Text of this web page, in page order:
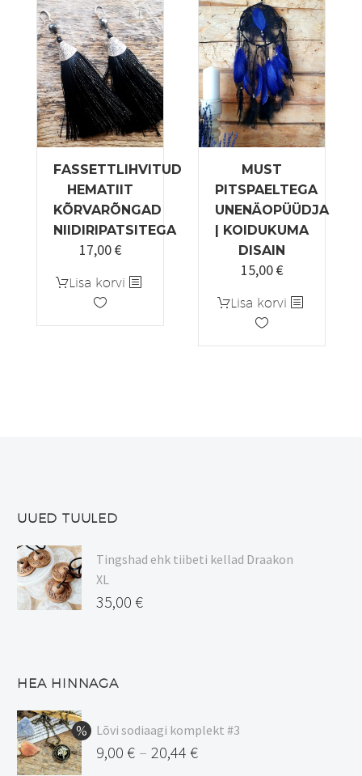
varianti.
Valikuid
saab
teha
tootelehel.
FASSETTLIHVITUD
HEMATIIT
KÕRVARÕNGAD
NIIDIRIPATSITEGA
17,00€
Lisa korvi
MUST
PITSPAELTEGA
UNENÄOPÜÜDJA
| KOIDUKUMA
DISAIN
15,00€
Lisa korvi
UUED TUULED
Tingshad ehk tiibeti kellad Draakon
XL
35,00 €
HEA HINNAGA
Lõvi sodiaagi komplekt #3
9,00 € – 20,44 €